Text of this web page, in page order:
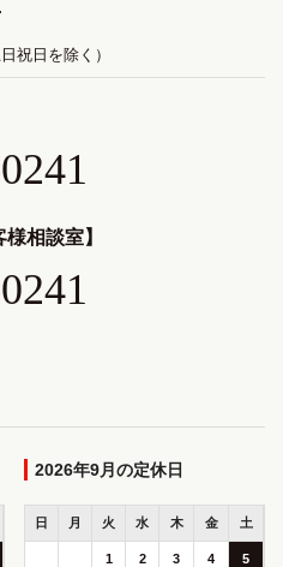
祝日を除く）
相談室】
2026年9月
日 月 火 水 木 金 土
1 2 3 4 5